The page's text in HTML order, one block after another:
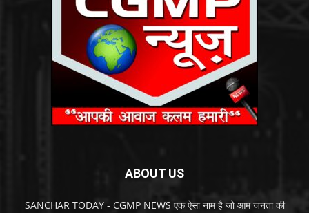
ABOUT US
SANCHAR TODAY - CGMP NEWS एक ऐसा नाम है जो आम जनता की